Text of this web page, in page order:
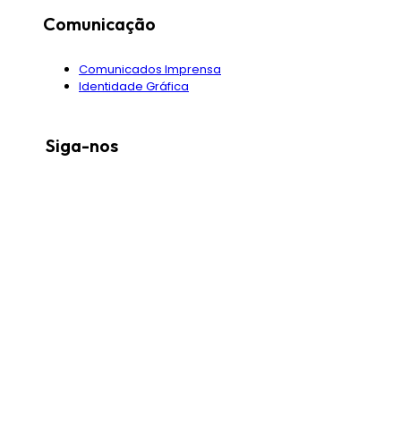
Comunicação
Comunicados Imprensa
Identidade Gráfica
Siga-nos